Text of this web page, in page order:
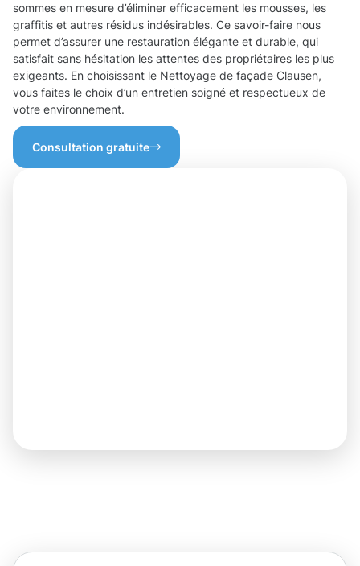
sommes en mesure d’éliminer efficacement les mousses, les
graffitis et autres résidus indésirables. Ce savoir-faire nous
permet d’assurer une restauration élégante et durable, qui
satisfait sans hésitation les attentes des propriétaires les plus
exigeants. En choisissant le Nettoyage de façade Clausen,
vous faites le choix d’un entretien soigné et respectueux de
votre environnement.
Consultation gratuite